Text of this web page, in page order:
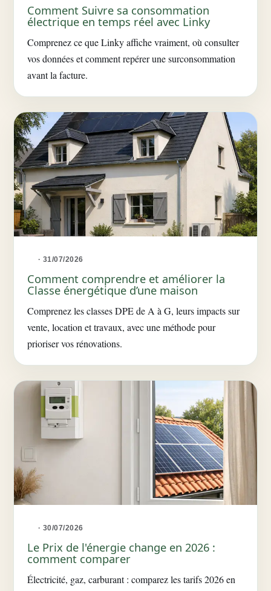
Comment Suivre sa consommation
électrique en temps réel avec Linky
Comprenez ce que Linky affiche vraiment, où consulter
vos données et comment repérer une surconsommation
avant la facture.
· 31/07/2026
Comment comprendre et améliorer la
Classe énergétique d’une maison
Comprenez les classes DPE de A à G, leurs impacts sur
vente, location et travaux, avec une méthode pour
prioriser vos rénovations.
· 30/07/2026
Le Prix de l'énergie change en 2026 :
comment comparer
Électricité, gaz, carburant : comparez les tarifs 2026 en